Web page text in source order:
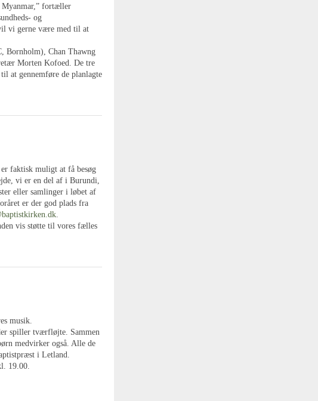
Myanmar,” fortæller
og
vi gerne være med til at
Bornholm), Chan Thawng
Morten Kofoed. De tre
at gennemføre de planlagte
faktisk muligt at få besøg
vi er en del af i Burundi,
eller samlinger i løbet af
er der god plads fra
.
vis støtte til vores fælles
musik.
spiller tværfløjte. Sammen
medvirker også. Alle de
i Letland.
19.00.